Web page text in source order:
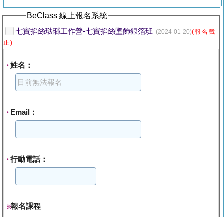
BeClass 線上報名系統
七寶掐絲琺瑯工作營-七寶掐絲墜飾銀箔班 (2024-01-20)(報名截
止)
* 姓名：
* Email：
* 行動電話：
※報名課程